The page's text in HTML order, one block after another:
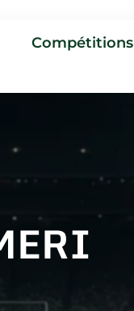
Compétitions